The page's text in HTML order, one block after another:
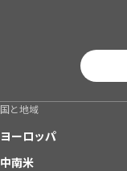
国と地域
ヨーロッパ
中南米